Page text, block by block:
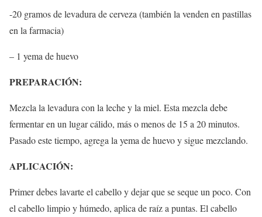
-20 gramos de levadura de cerveza (también la venden en pastillas
en la farmacia)
– 1 yema de huevo
PREPARACIÓN:
Mezcla la levadura con la leche y la miel. Esta mezcla debe
fermentar en un lugar cálido, más o menos de 15 a 20 minutos.
Pasado este tiempo, agrega la yema de huevo y sigue mezclando.
APLICACIÓN:
Primer debes lavarte el cabello y dejar que se seque un poco. Con
el cabello limpio y húmedo, aplica de raíz a puntas. El cabello